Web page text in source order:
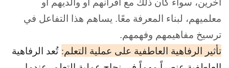
آخرين، سواء كان ذلك مع أقرانهم أو والديهم أو
معلميهم، لبناء المعرفة معًا. يساهم هذا التفاعل في
ترسيخ مفاهيمهم وفهمهم.
تأثير الرفاهية العاطفية على عملية التعلم: تُعد الرفاهية